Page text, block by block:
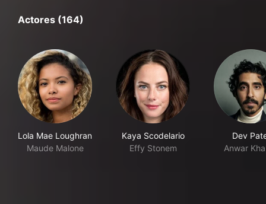
Actores (164)
Lola Mae Loughran
Maude Malone
Kaya Scodelario
Effy Stonem
Dev
Anwar